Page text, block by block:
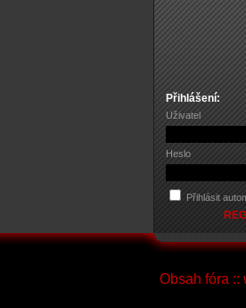
Přihlášení:
Uživatel
Heslo
Přihlásit
Obsah fóra ::